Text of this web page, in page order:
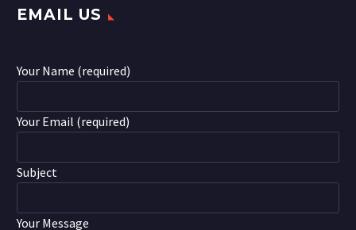
EMAIL US
Your Name (required)
Your Email (required)
Subject
Your Message